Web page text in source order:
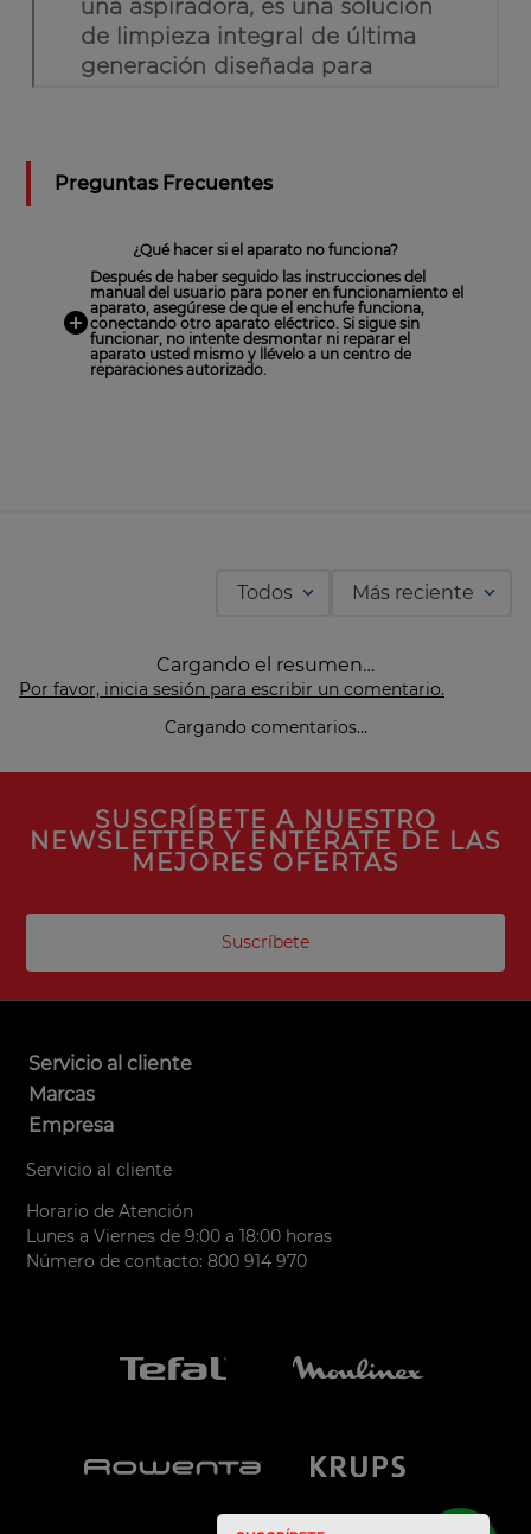
Preguntas Frecuentes
¿Qué hacer si el aparato no funciona?
Después de haber seguido las instrucciones del
manual del usuario para poner en funcionamiento el
aparato, asegúrese de que el enchufe funciona,
conectando otro aparato eléctrico. Si sigue sin
funcionar, no intente desmontar ni reparar el
aparato usted mismo y llévelo a un centro de
reparaciones autorizado.
Cargando el resumen…
Por favor, inicia sesión para escribir un comentario.
Más reciente
Todos
Cargando comentarios…
SUSCRÍBETE A NUESTRO
NEWSLETTER Y ENTÉRATE DE LAS
MEJORES OFERTAS
Suscríbete
Servicio al cliente
Marcas
Empresa
Servicio al cliente
Horario de Atención
Lunes a Viernes de 9:00 a 18:00 horas
Número de contacto: 800 914 970